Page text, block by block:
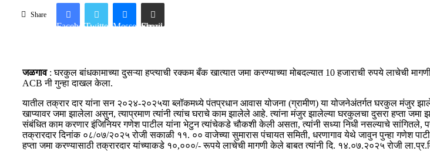
Share
FacebookTwitter MessengerShare via Email
जळगाव: घरकुल बांधकामाच्या दुसऱ्या हप्त्याची रक्कम बँक खात्यात जमा करण्याच्या मोबदल्यात 10 हजाराची रुपये लाचेची
ACB नी गुन्हा दाखल केला.
यातील तक्रार दार यांना सन २०२४-२०२५या ब्लॉकमध्ये पंतप्रधान आवास योजना (ग्रामीण) या योजनेअंतर्गत घरकुल
खाप्यावर जमा झालेला असुन, त्याप्रमाण त्यांनी त्यांच घराचे काम झालेले आहे. त्यांना मंजुर झालेल्या घरकुलचा दुसरा हप्ता
संबंधित काम करणार इंजिनियर गणेश पाटील यांना भेटुन त्यांचेकडे चौकशी केली असता, त्यांनी सध्या निधी नसल्याचे सांगितले,
तक्रारदार दिनांक ०८/०७/२०२५ रोजी सकाळी ११. ०० वाजेच्या सुमारास पंचायत समिती, धरणागाव येथे जावुन पुन्हा गणेश
हप्ता जमा करण्यासाठी तक्रारदार यांच्याकडे १०,०००/- रूपये लाचेची मागणी केले बाबत त्यांनी दि. १४.०७.२०२५ रोजी